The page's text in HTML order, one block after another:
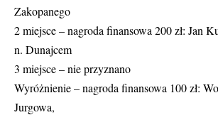
Zakopanego
2 miejsce – nagroda finansowa 200 zł: Jan
n. Dunajcem
3 miejsce – nie przyznano
Wyróżnienie – nagroda finansowa 100 zł:
Jurgowa,